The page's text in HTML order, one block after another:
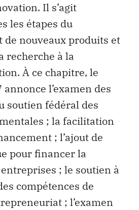
Il s’agit
les étapes du
de nouveaux produits et
recherche à la
À ce chapitre, le
l’examen des
soutien fédéral des
; la facilitation
; l’ajout de
pour financer la
; le soutien à
compétences de
; l’examen